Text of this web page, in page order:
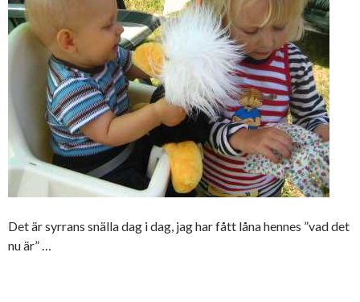
Det är syrrans snälla dag i dag, jag har fått låna hennes ”vad det
nu är” …